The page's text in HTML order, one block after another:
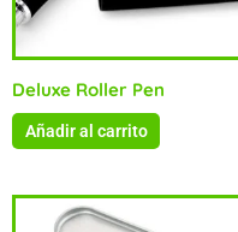
Deluxe Roller Pen
Añadir al carrito